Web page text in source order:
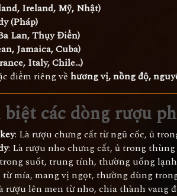
Ireland, Mỹ, Nhật)
(Pháp)
Lan, Thụy Điển)
Jamaica, Cuba)
Italy, Chile...)
điểm riêng về hương vị, nồng độ,
biệt các dòng rượu
: Là rượu chưng cất từ ngũ cốc, ủ
: Là rượu nho chưng cất, ủ trong
suốt, trung tính, thường uống
từ mía, mang vị ngọt, thường dùng
rượu lên men từ nho, chia thành vang